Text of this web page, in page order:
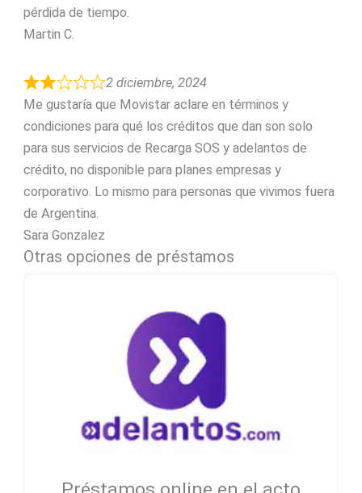
pérdida de tiempo.
Martin C.
2 diciembre, 2024
Me gustaría que Movistar aclare en términos y
condiciones para qué los créditos que dan son solo
para sus servicios de Recarga SOS y adelantos de
crédito, no disponible para planes empresas y
corporativo. Lo mismo para personas que vivimos fuera
de Argentina.
Sara Gonzalez
Otras opciones de préstamos